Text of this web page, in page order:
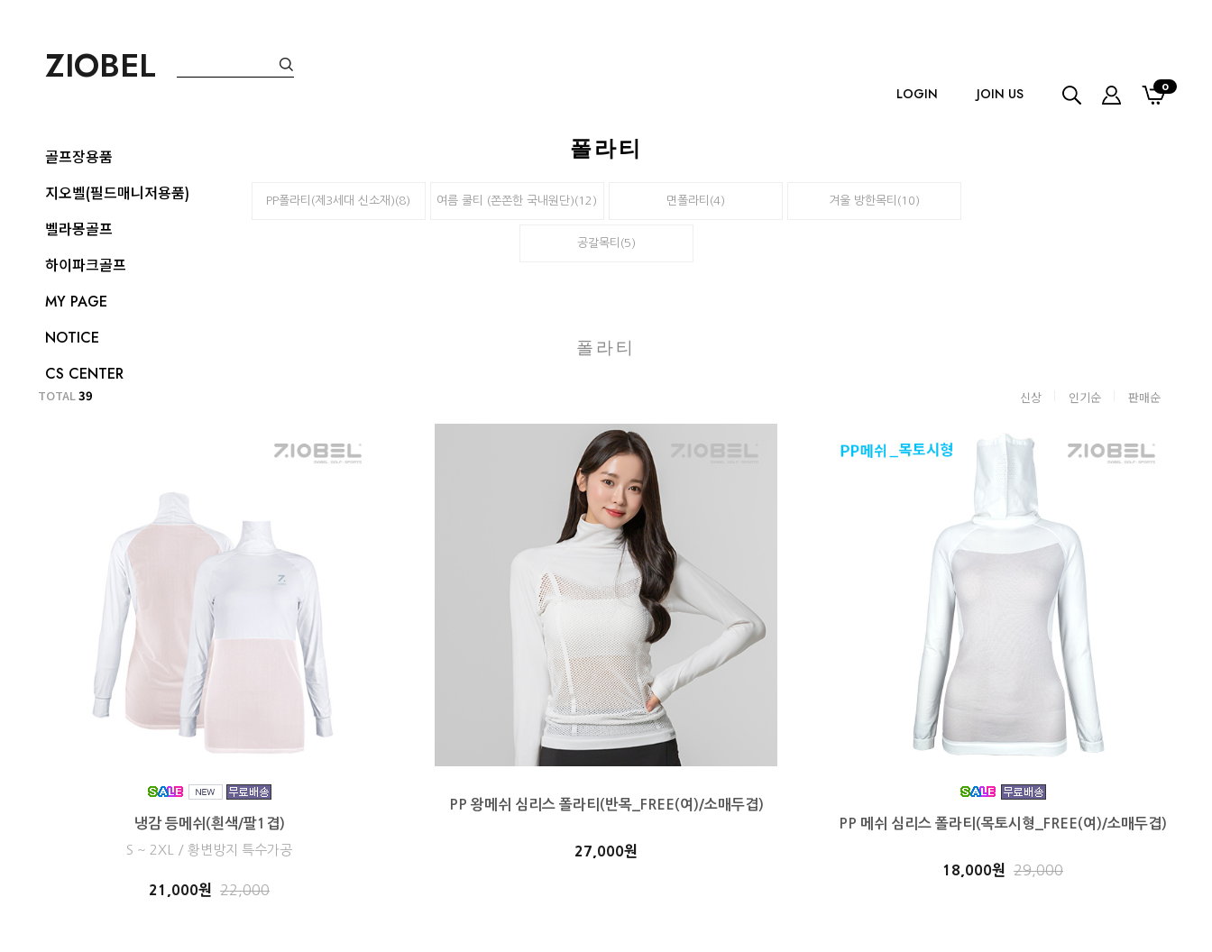
ZIOBEL
LOGIN JOIN US 0
골프장용품
지오벨(필드매니저용품)
벨라몽골프
하이파크골프
MY PAGE
NOTICE
CS CENTER
폴라티
PP폴라티(제3세대 신소재)(8) 여름 쿨티 (쫀쫀한 국내원단)(12) 면폴라티(4) 겨울 방한목티(10)
공갈목티(5)
폴라티
TOTAL39 신상 인기순 판매순
냉감 등메쉬(흰색/팔1겹)
S ~ 2XL / 황변방지 특수가공
21,000원 22,000
PP 왕메쉬 심리스 폴라티(반목_FREE(여)/소매두겹)
27,000원
PP 메쉬 심리스 폴라티(목토시형_FREE(여)/소매두겹)
18,000원 29,000